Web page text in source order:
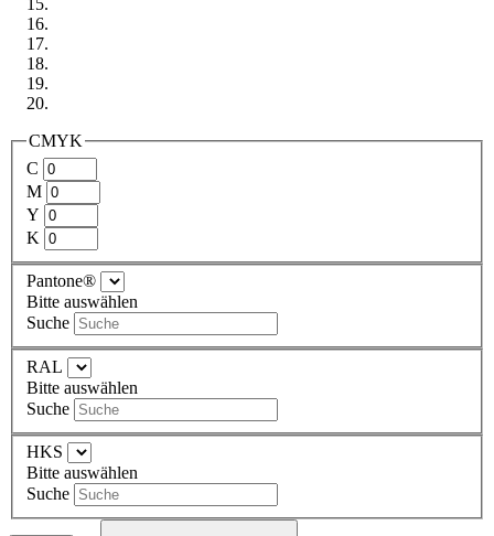
CMYK
C
M
Y
K
Pantone®
Bitte auswählen
Suche
RAL
Bitte auswählen
Suche
HKS
Bitte auswählen
Suche